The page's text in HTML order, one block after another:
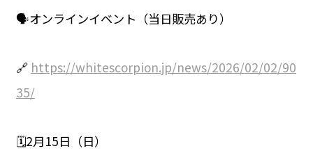
🗣️オンラインイベント（当日販売あり）
🔗 https://whitescorpion.jp/news/2026/02/02/90
35/
🗓️2月15日（日）